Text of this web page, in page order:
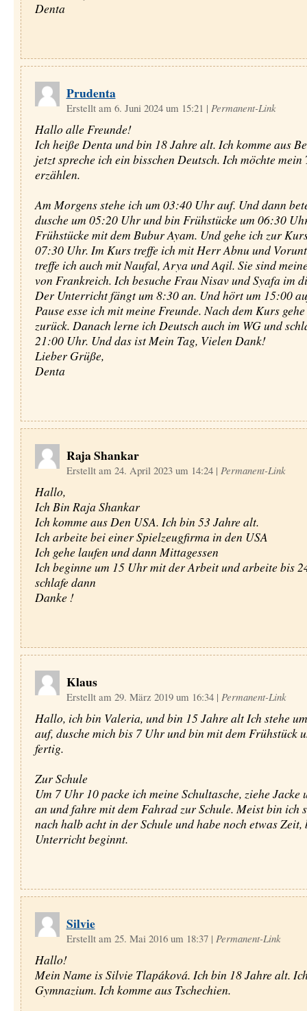
Denta
Prudenta
Erstellt am 6. Juni 2024 um 15:21 | Permanent-Link
Hallo alle Freunde!
Ich heiße Denta und bin 18 Jahre alt. Ich komme aus
jetzt spreche ich ein bisschen Deutsch. Ich möchte mein
erzählen.
Am Morgens stehe ich um 03:40 Uhr auf. Und dann
dusche um 05:20 Uhr und bin Frühstücke um 06:30
Frühstücke mit dem Bubur Ayam. Und gehe ich zur
07:30 Uhr. Im Kurs treffe ich mit Herr Abnu und
treffe ich auch mit Naufal, Arya und Aqil. Sie sind
von Frankreich. Ich besuche Frau Nisav und Syafa im
Der Unterricht fängt um 8:30 an. Und hört um 15:00
Pause esse ich mit meine Freunde. Nach dem Kurs
zurück. Danach lerne ich Deutsch auch im WG und
21:00 Uhr. Und das ist Mein Tag, Vielen Dank!
Lieber Grüße,
Denta
Raja Shankar
Erstellt am 24. April 2023 um 14:24 | Permanent-Link
Hallo,
Ich Bin Raja Shankar
Ich komme aus Den USA. Ich bin 53 Jahre alt.
Ich arbeite bei einer Spielzeugfirma in den USA
Ich gehe laufen und dann Mittagessen
Ich beginne um 15 Uhr mit der Arbeit und arbeite bis
schlafe dann
Danke !
Klaus
Erstellt am 29. März 2019 um 16:34 | Permanent-Link
Hallo, ich bin Valeria, und bin 15 Jahre alt Ich stehe
auf, dusche mich bis 7 Uhr und bin mit dem Frühstück
fertig.
Zur Schule
Um 7 Uhr 10 packe ich meine Schultasche, ziehe Jacke
an und fahre mit dem Fahrad zur Schule. Meist bin ich
nach halb acht in der Schule und habe noch etwas Zeit,
Unterricht beginnt.
Silvie
Erstellt am 25. Mai 2016 um 18:37 | Permanent-Link
Hallo!
Mein Name is Silvie Tlapáková. Ich bin 18 Jahre alt.
Gymnazium. Ich komme aus Tschechien.